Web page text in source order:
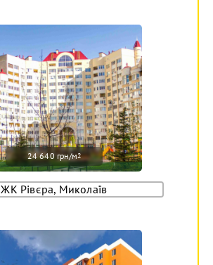
24 640 грн/м2
ЖК Рівєра, Миколаїв